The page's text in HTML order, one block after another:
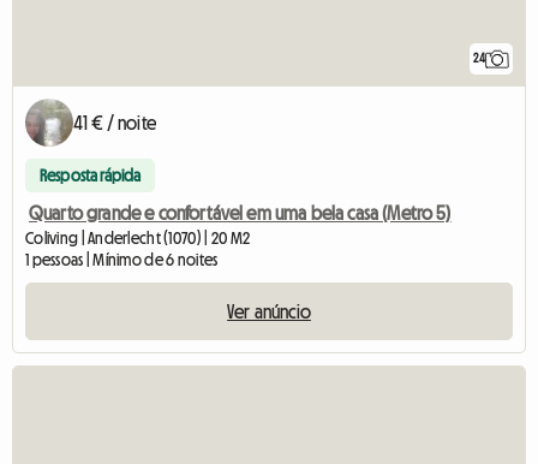
24
41 € / noite
Resposta rápida
Quarto grande e confortável em uma bela casa (Metro 5)
Coliving | Anderlecht (1070) | 20 M2
1 pessoas | Mínimo de 6 noites
Ver anúncio